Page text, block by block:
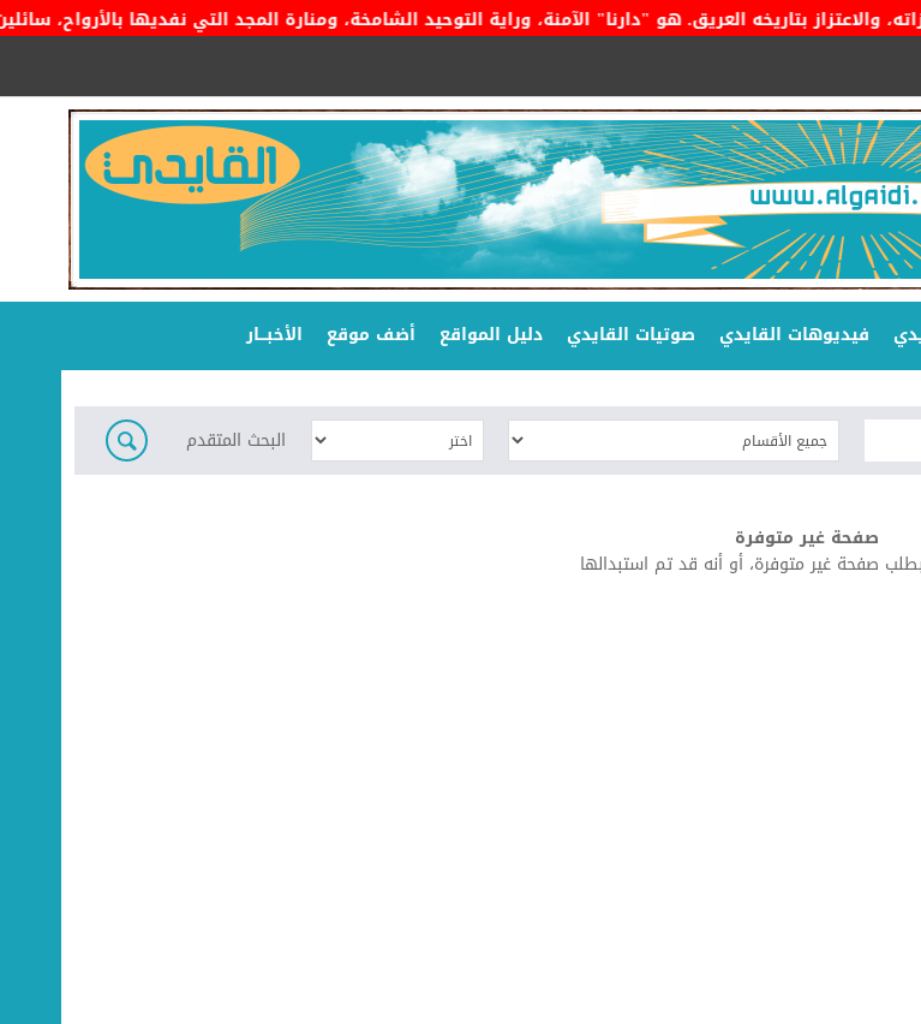
بتاريخه العريق. هو "دارنا" الآمنة، وراية التوحيد الشامخة، ومنارة المجد التي نفديها بالأرواح، سائلين
فيديوهات القايدي صوتيات القايدي دليل المواقع أضف موقع الأخبـــار
البحث المتقدم
صفحة غير متوفرة
صفحة غير متوفرة، أو أنه قد تم استبدالها